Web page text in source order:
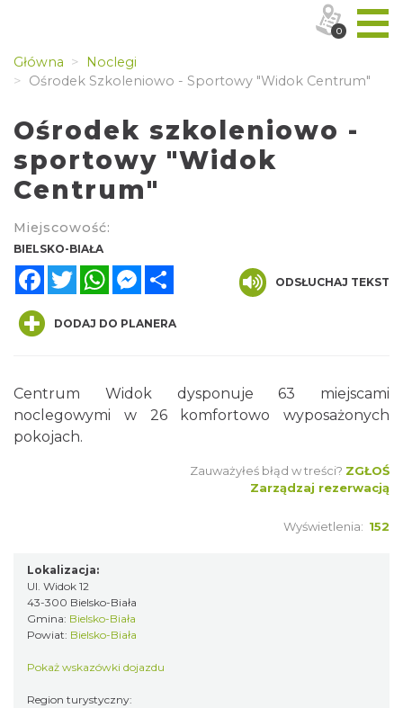
Główna
Noclegi
Ośrodek Szkoleniowo - Sportowy "Widok Centrum"
Ośrodek szkoleniowo -
sportowy "Widok
Centrum"
Miejscowość:
BIELSKO-BIAŁA
FacebookTwitterWhatsAppMessenger
ODSŁUCHAJ TEKST
DODAJ DO PLANERA
Centrum Widok dysponuje 63 miejscami
noclegowymi w 26 komfortowo wyposażonych
pokojach.
Zauważyłeś błąd w treści? ZGŁOŚ
Zarządzaj rezerwacją
Wyświetlenia: 152
Lokalizacja:
Ul. Widok 12
43-300 Bielsko-Biała
Gmina: Bielsko-Biała
Powiat: Bielsko-Biała
Pokaż wskazówki dojazdu
Region turystyczny:
0